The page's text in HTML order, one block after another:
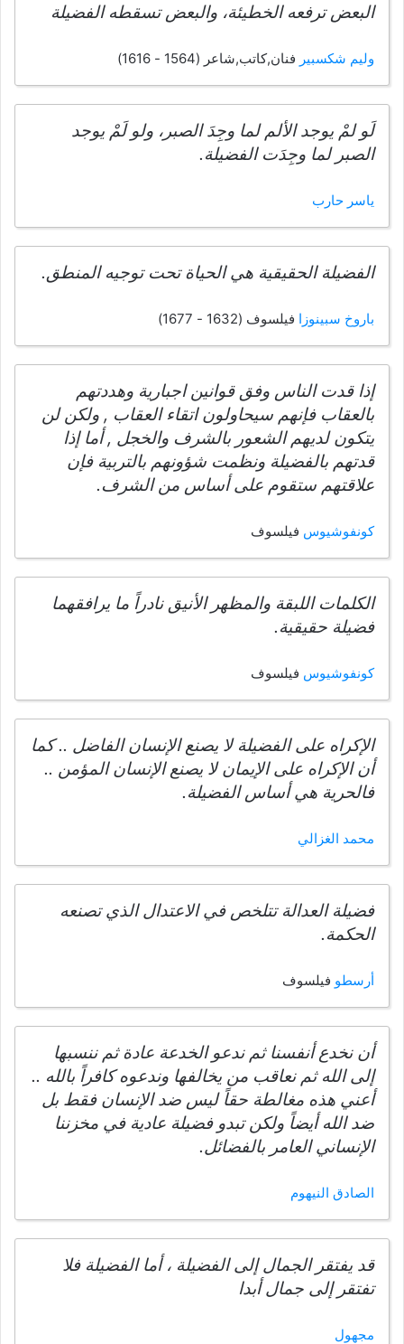
البعض ترفعه الخطيئة، والبعض تسقطه الفضيلة
وليم شكسبير فنان,كاتب,شاعر (1564 - 1616)
لَو لمْ يوجد الألم لما وجِدَ الصبر، ولو لَمْ يوجد
الصبر لما وجِدَت الفضيلة.
ياسر حارب
الفضيلة الحقيقية هي الحياة تحت توجيه المنطق.
باروخ سبينوزا فيلسوف (1632 - 1677)
إذا قدت الناس وفق قوانين اجبارية وهددتهم
بالعقاب فإنهم سيحاولون اتقاء العقاب , ولكن لن
يتكون لديهم الشعور بالشرف والخجل , أما إذا
قدتهم بالفضيلة ونظمت شؤونهم بالتربية فإن
علاقتهم ستقوم على أساس من الشرف.
كونفوشيوس فيلسوف
الكلمات اللبقة والمظهر الأنيق نادراً ما يرافقهما
فضيلة حقيقية.
كونفوشيوس فيلسوف
الإكراه على الفضيلة لا يصنع الإنسان الفاضل .. كما
أن الإكراه على الإيمان لا يصنع الإنسان المؤمن ..
فالحرية هي أساس الفضيلة.
محمد الغزالي
فضيلة العدالة تتلخص في الاعتدال الذي تصنعه
الحكمة.
أرسطو فيلسوف
أن نخدع أنفسنا ثم ندعو الخدعة عادة ثم ننسبها
إلى الله ثم نعاقب من يخالفها وندعوه كافراً بالله ..
أعني هذه مغالطة حقاً ليس ضد الإنسان فقط بل
ضد الله أيضاً ولكن تبدو فضيلة عادية في مخزننا
الإنساني العامر بالفضائل.
الصادق النيهوم
قد يفتقر الجمال إلى الفضيلة ، أما الفضيلة فلا
تفتقر إلى جمال أبدا
مجهول